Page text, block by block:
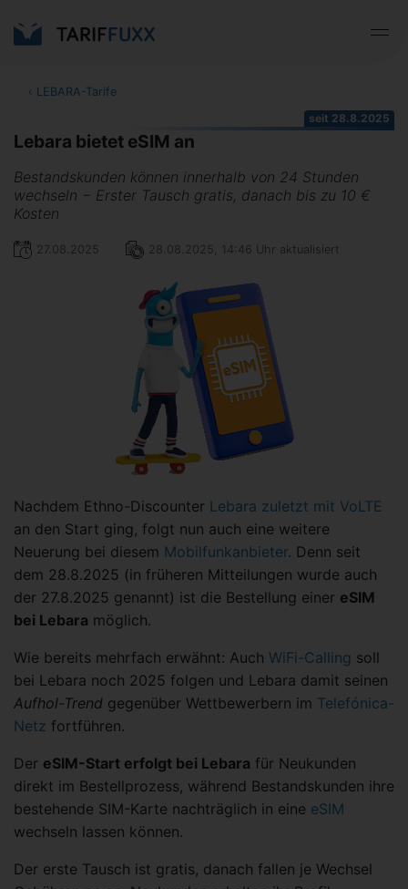
‹ LEBARA-Tarife
seit 28.8.2025
Lebara bietet eSIM an
Bestandskunden können innerhalb von 24 Stunden
wechseln − Erster Tausch gratis, danach bis zu 10 €
Kosten
27.08.2025 28.08.2025, 14:46 Uhr aktualisiert
Nachdem Ethno-Discounter Lebara zuletzt mit VoLTE
an den Start ging, folgt nun auch eine weitere
Neuerung bei diesem Mobilfunkanbieter. Denn seit
dem 28.8.2025 (in früheren Mitteilungen wurde auch
der 27.8.2025 genannt) ist die Bestellung einer eSIM
bei Lebara möglich.
Wie bereits mehrfach erwähnt: Auch WiFi-Calling soll
bei Lebara noch 2025 folgen und Lebara damit seinen
Aufhol-Trend gegenüber Wettbewerbern im Telefónica-
Netz fortführen.
Der eSIM-Start erfolgt bei Lebara für Neukunden
direkt im Bestellprozess, während Bestandskunden ihre
bestehende SIM-Karte nachträglich in eine eSIM
wechseln lassen können.
Der erste Tausch ist gratis, danach fallen je Wechsel